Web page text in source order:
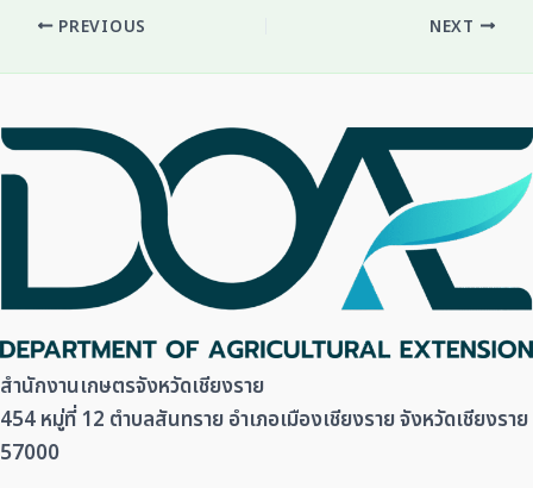
PREVIOUS NEXT
สำนักงานเกษตรจังหวัดเชียงราย
454 หมู่ที่ 12 ตำบลสันทราย อำเภอเมืองเชียงราย จังหวัดเชียงราย
57000